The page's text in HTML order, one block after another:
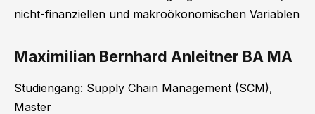
nicht-finanziellen und makroökonomischen Variablen
Maximilian Bernhard Anleitner BA MA
Studiengang: Supply Chain Management (SCM),
Master